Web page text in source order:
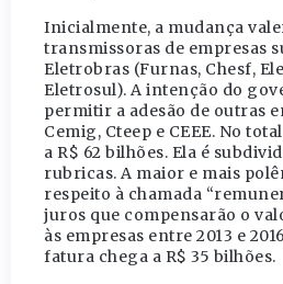
Inicialmente, a mudança
transmissoras de empresas
Eletrobras (Furnas, Chesf,
Eletrosul). A intenção do
permitir a adesão de outras
Cemig, Cteep e CEEE. No
a R$ 62 bilhões. Ela é
rubricas. A maior e mais
respeito à chamada
juros que compensarão o
às empresas entre 2013 e
fatura chega a R$ 35 bilhões.